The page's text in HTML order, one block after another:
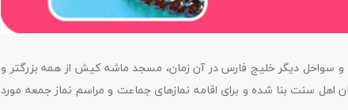
و سواحل دیگر خلیج فارس در آن زمان، مسجد ماشه کیش از همه بزرگتر و
سنت بنا شده‌ و برای اقامه نمازهای‌ جماعت و مراسم نماز جمعه مورد